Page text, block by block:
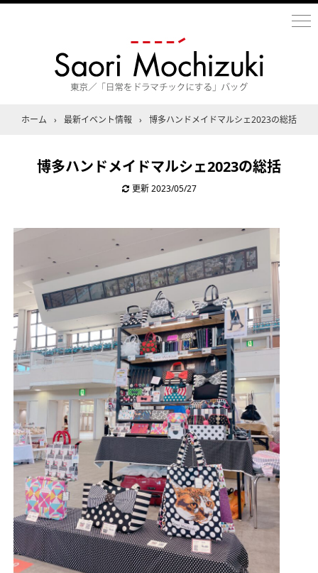
ホーム › 最新イベント情報 › 博多ハンドメイドマルシェ2023の総括
博多ハンドメイドマルシェ2023の総括
更新2023/05/27